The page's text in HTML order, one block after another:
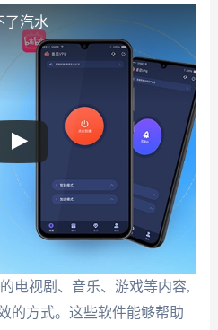
了汽水
电视剧、音乐、游戏等内容,
的方式。这些软件能够帮助